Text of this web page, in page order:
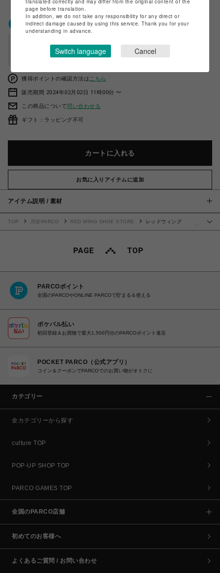
ポケパル払いで 0〜0 ポイント
（1P=1円）※キャンペーン分除く
会員登録後、ポケパル払い初回登録&利用で
最大1,500円分ポイント進呈
獲得ポイントの確認方法は こちら
販売期間 2024年02月02日 11時00分 〜
この商品について問い合わせる
ギフト：ラッピング不可
カートに入れる
お気に入りアイテムに追加
アイテム説明 / 素材
TOP 渋谷PARCO RED WING SHOE STORE
レッドウィング
PARCOポイント
全国のPARCOやONLINE PARCOで貯まる＆使える
ポケパル払い
初回登録＆お買物で最大1,500円分のPARCOポイント進呈
POCKET PARCO（公式アプリ）
コイン＆クーポンでPARCOでのお買い物がオトクに
カテゴリー
全カテゴリーから探す
culture TOP
POP-UP SHOP TOP
PARCO GAMES TOP
全国のPARCO店舗
初めてのお客様へ
よくあるご質問 / お問い合わせ
translated correctly and may differ from the original content of the
page before translation.
In addition, we do not take any responsibility for any direct or
indirect damage caused by using this service. Thank you for your
understanding in advance.
Switch language Cancel